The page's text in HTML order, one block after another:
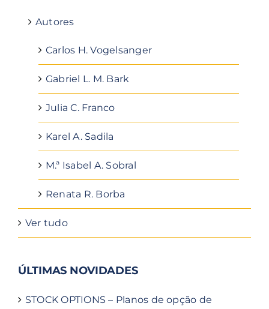
Autores
Carlos H. Vogelsanger
Gabriel L. M. Bark
Julia C. Franco
Karel A. Sadila
M.ª Isabel A. Sobral
Renata R. Borba
Ver tudo
ÚLTIMAS NOVIDADES
STOCK OPTIONS – Planos de opção de